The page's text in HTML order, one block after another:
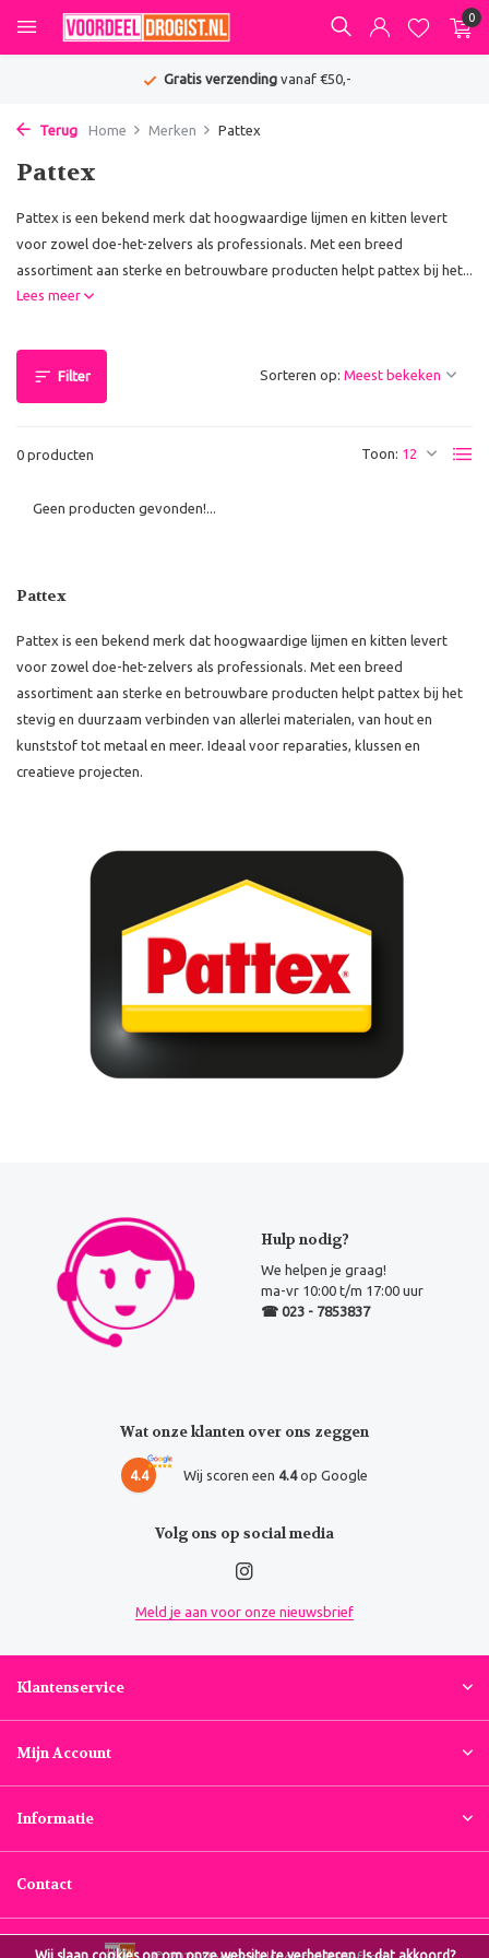
0
Gratis verzendingvanaf €50,-
Terug Home Merken Pattex
Pattex
Pattex is een bekend merk dat hoogwaardige lijmen en kitten levert
voor zowel doe-het-zelvers als professionals. Met een breed
assortiment aan sterke en betrouwbare producten helpt pattex bij het...
Lees meer
Filter
0 producten Toon:
Sorteren op:
Geen producten gevonden!...
Pattex
Pattex is een bekend merk dat hoogwaardige lijmen en kitten levert
voor zowel doe-het-zelvers als professionals. Met een breed
assortiment aan sterke en betrouwbare producten helpt pattex bij het
stevig en duurzaam verbinden van allerlei materialen, van hout en
kunststof tot metaal en meer. Ideaal voor reparaties, klussen en
creatieve projecten.
Hulp nodig?
We helpen je graag!
ma-vr 10:00 t/m 17:00 uur
☎ 023 - 7853837
Wat onze klanten over ons zeggen
4.4 Wij scoren een 4.4op Google
Volg ons op social media
Meld je aan voor onze nieuwsbrief
Klantenservice
Mijn Account
Informatie
Contact